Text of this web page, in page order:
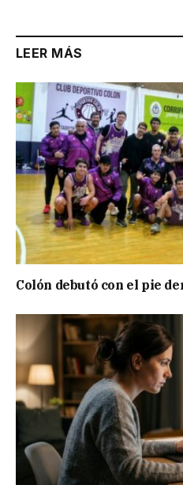
LEER MÁS
Colón debutó con el pie